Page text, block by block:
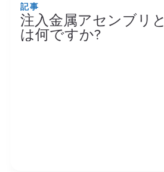
記事
注入金属アセンブリと
は何ですか?